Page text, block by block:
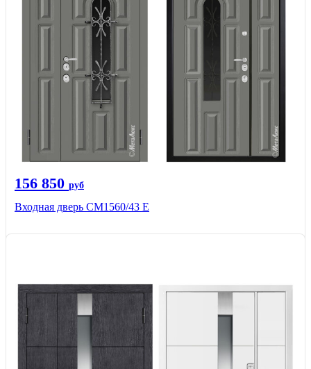
156 850 руб
Входная дверь СМ1560/43 Е